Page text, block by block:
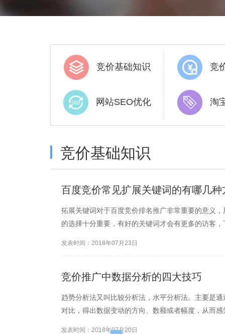
竞价基础知识 竞
网站SEO优化 淘
竞价基础知识
百度竞价常见扩展关键词的有哪几种
拓展关键词对于百度竞价排名推广非常重要的意义
的选择十分重要，有好的关键词才会有更多的访客
发表时间：2018年07月23日
竞价推广中数据分析的四大技巧
趋势分析法又叫比较分析法，水平分析法。主要是
对比，得出数据变动的方向、数额或者幅度，从而
发表时间：2018年07月20日